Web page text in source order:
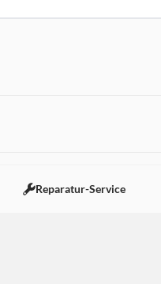
Verarbeitung gewährleisten
recyceltem Kunststoff
und Kartonage unserer
Reparatur-Service